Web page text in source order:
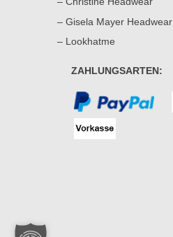
– Gisela Mayer Headwear
– Lookhatme
ZAHLUNGSARTEN: